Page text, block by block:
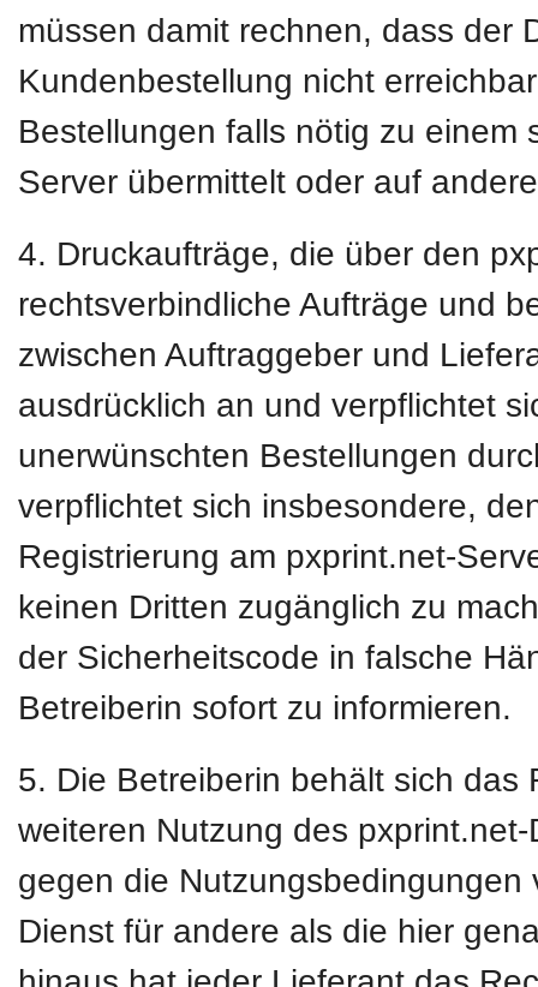
müssen damit rechnen, dass der
Kundenbestellung nicht
Bestellungen falls nötig zu
Server übermittelt oder auf
4. Druckaufträge, die über den
rechtsverbindliche Aufträge und
zwischen Auftraggeber und
ausdrücklich an und verpflichtet
unerwünschten Bestellungen
verpflichtet sich insbesondere,
Registrierung am pxprint.net-
keinen Dritten zugänglich zu
der Sicherheitscode in falsche
Betreiberin sofort zu informieren.
5. Die Betreiberin behält sich das
weiteren Nutzung des
gegen die
Dienst für andere als die hier